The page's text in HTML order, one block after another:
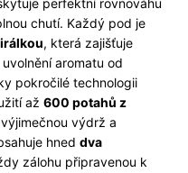
perfektní rovnováhu
chutí. Každý pod je
, která zajišťuje
aromatu od
pokročilé technologii
až 600 potahů z
výdrž a
hned dva
zálohu připravenou k